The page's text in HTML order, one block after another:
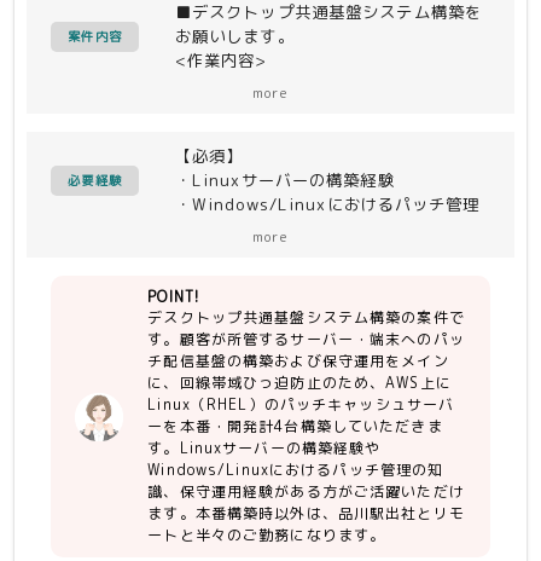
案件内容
■デスクトップ共通基盤システム構築を
お願いします。
<作業内容>
にLinux（RHEL）のパッチキャッシュ
サーバーを
本番・開発計4台構築
・用意された手順書をベースにIntune
<配信対象>
・Windows端末/サーバー、RHELサー
バー
<配信経路>
Windows Update（or Microsoft
Update）→ プロキシ → キャッシュサ
ーバー(MCCインストール) → 各端末・
サーバー
more
必要経験
【必須】
・Linuxサーバーの構築経験
・Windows/Linuxにおけるパッチ管理
【尚可】
・AWS、Azureの知見・対応経験
more
POINT!
デスクトップ共通基盤システム構築の案件で
す。顧客が所管するサーバー・端末へのパッ
チ配信基盤の構築および保守運用をメイン
に、回線帯域ひっ迫防止のため、AWS上に
Linux（RHEL）のパッチキャッシュサーバ
ーを本番・開発計4台構築していただきま
す。Linuxサーバーの構築経験や
Windows/Linuxにおけるパッチ管理の知
識、保守運用経験がある方がご活躍いただけ
ます。本番構築時以外は、品川駅出社とリモ
ートと半々のご勤務になります。